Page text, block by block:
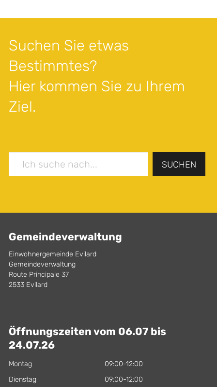
Suchen Sie etwas
Bestimmtes?
Hier kommen Sie zu Ihrem
Ziel.
SUCHEN
Gemeindeverwaltung
Einwohnergemeinde Evilard
Gemeindeverwaltung
Route Principale 37
2533 Evilard
Öffnungszeiten vom 06.07 bis
24.07.26
Montag
09:00-12:00
Dienstag
09:00-12:00